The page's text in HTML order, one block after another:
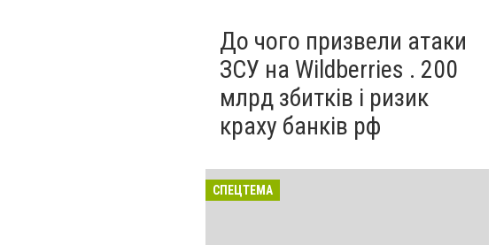
До чого призвели атаки
ЗСУ на Wildberries . 200
млрд збитків і ризик
краху банків рф
СПЕЦТЕМА